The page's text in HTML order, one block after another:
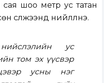
сая шоо метр ус татан
сүлжээнд нийлүүлнэ.
ус
том эх үүсвэр
усны нэг